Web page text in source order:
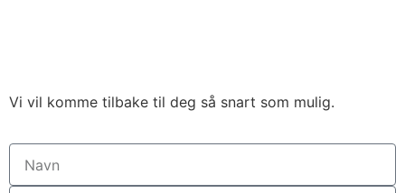
Vi vil komme tilbake til deg så snart som mulig.